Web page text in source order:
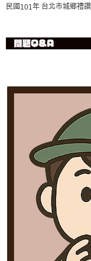
民國 101年 台北市城鄉禮